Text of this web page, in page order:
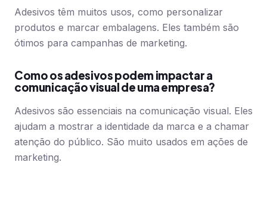
Adesivos têm muitos usos, como personalizar
produtos e marcar embalagens. Eles também são
ótimos para campanhas de marketing.
Como os adesivos podem impactar a
comunicação visual de uma empresa?
Adesivos são essenciais na comunicação visual. Eles
ajudam a mostrar a identidade da marca e a chamar
atenção do público. São muito usados em ações de
marketing.